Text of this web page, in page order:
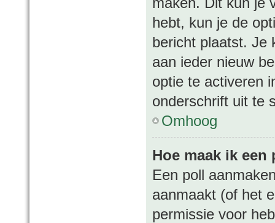
hebt, kun je de
bericht plaatst. Je
aan ieder nieuw
optie te activeren
onderschrift uit te
Omhoog
Hoe maak ik een
Een poll
aanmaakt (of het
permissie voor